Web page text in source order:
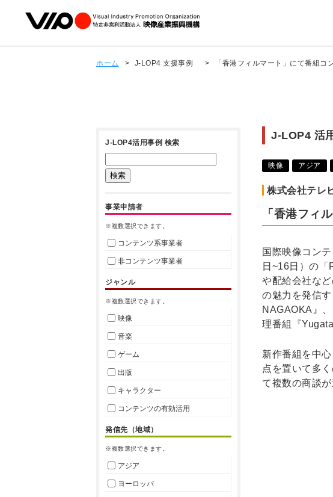
ホーム > J-LOP4 支援事例 > 「香港フィルマート」にて番組コ
J-LOP4 活
映像 アジア
株式会社テレ
「香港フィ
国際映像コン
日~16日）の
や配給会社な
の魅力を発信
NAGAOKA』
理番組『
新作番組を中
点を置いて多
て複数の商談が
J-LOP4活用事例 検索
事業申請者
※複数選択できます。
コンテンツ系事業者
非コンテンツ事業者
ジャンル
※複数選択できます。
映像
音楽
ゲーム
出版
キャラクター
コンテンツの有効活用
発信先（地域）
※複数選択できます。
アジア
ヨーロッパ